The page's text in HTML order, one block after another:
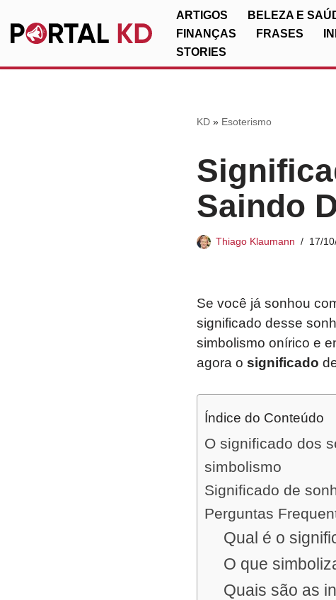
Pular
ARTIGOS BELEZA E
FINANÇAS
FRASES
STORIES
KD» Esoterismo
Saindo
Thiago Klaumann 17/
Se você já sonhou
significado desse
simbolismo onírico e
agora o significado
Índice do Conteúdo
O significado dos
simbolismo
Significado de
Perguntas
Qual é o
O que
Quais são as